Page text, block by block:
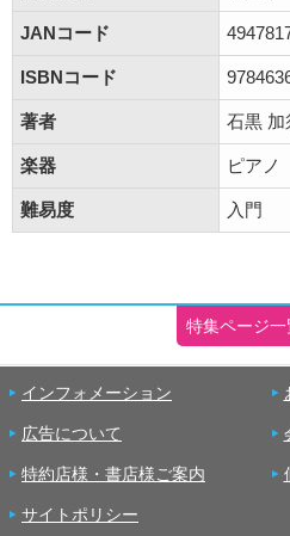
JANコード
ISBNコード
著者 石黒 加
楽器 ピアノ
難易度 入門
特集ページ一
インフォメーション
広告について
特約店様・書店様ご案内
サイトポリシー